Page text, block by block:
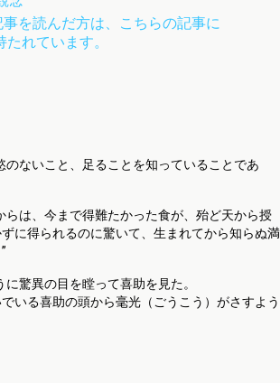
事を読んだ方は、こちらの記事に
たれています。
のないこと、足ることを知っていることであ
らは、今まで得難たかった食が、殆ど天から授
に得られるのに驚いて、生まれてから知らぬ満
驚異の目を瞠って喜助を見た。
いる喜助の頭から毫光（ごうこう）がさすよう